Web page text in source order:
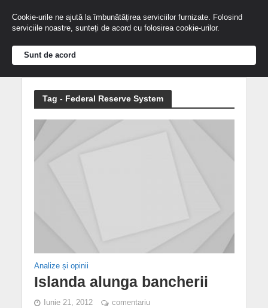
Tag - Federal Reserve System
Analize și opinii
Islanda alunga bancherii
Iunie 21, 2012 comentariu
Cookie-urile ne ajută la îmbunătățirea serviciilor furnizate. Folosind
serviciile noastre, sunteți de acord cu folosirea cookie-urilor.
Sunt de acord